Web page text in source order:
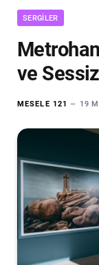
SERGILER
ve
MESELE 121 19